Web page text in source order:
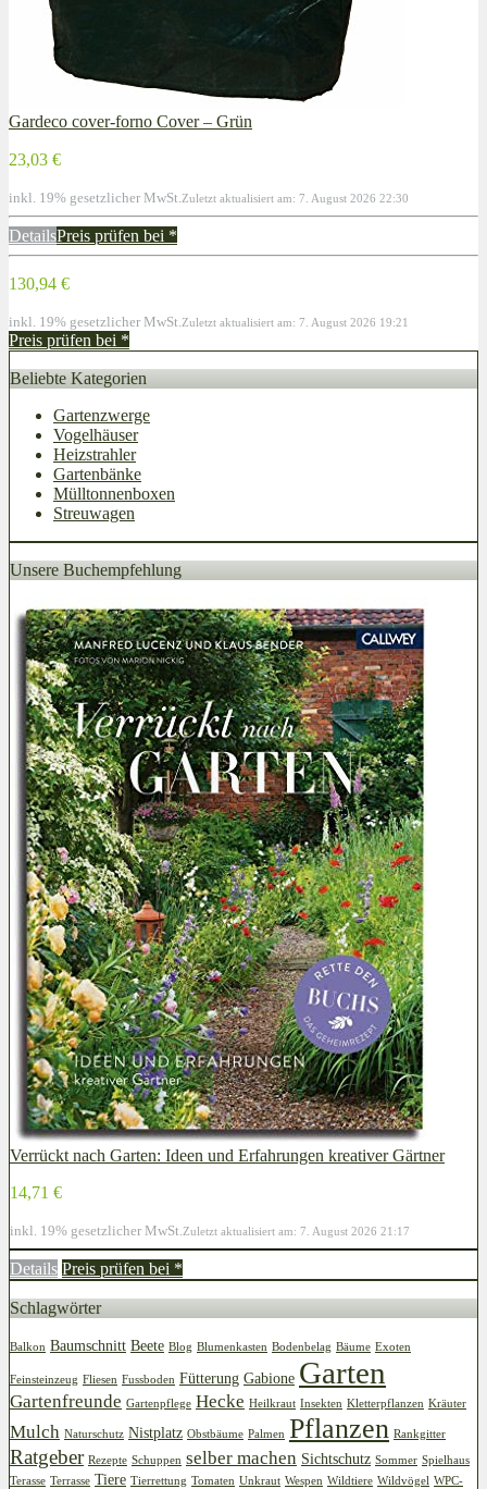
Gardeco cover-forno Cover – Grün
23,03 €
inkl. 19% gesetzlicher MwSt. Zuletzt aktualisiert am: 7. August 2026 22:30
DetailsPreis prüfen bei *
130,94 €
inkl. 19% gesetzlicher MwSt. Zuletzt aktualisiert am: 7. August 2026 19:21
Preis prüfen bei *
Beliebte Kategorien
Gartenzwerge
Vogelhäuser
Heizstrahler
Gartenbänke
Mülltonnenboxen
Streuwagen
Unsere Buchempfehlung
Verrückt nach Garten: Ideen und Erfahrungen kreativer Gärtner
14,71 €
inkl. 19% gesetzlicher MwSt. Zuletzt aktualisiert am: 7. August 2026 21:17
Details Preis prüfen bei *
Schlagwörter
Balkon Baumschnitt Beete Blog Blumenkasten Bodenbelag Bäume Exoten
Feinsteinzeug Fliesen Fussboden Fütterung Gabione Garten
Gartenfreunde Gartenpflege Hecke Heilkraut Insekten Kletterpflanzen Kräuter
Mulch Naturschutz Nistplatz Obstbäume Palmen Pflanzen Rankgitter
Ratgeber Rezepte Schuppen selber machen Sichtschutz Sommer Spielhaus
Terasse Terrasse Tiere Tierrettung Tomaten Unkraut Wespen Wildtiere Wildvögel WPC-